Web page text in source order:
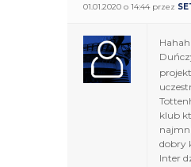
01.01.2020 o 14:44 przez
klub
dobry
Inter